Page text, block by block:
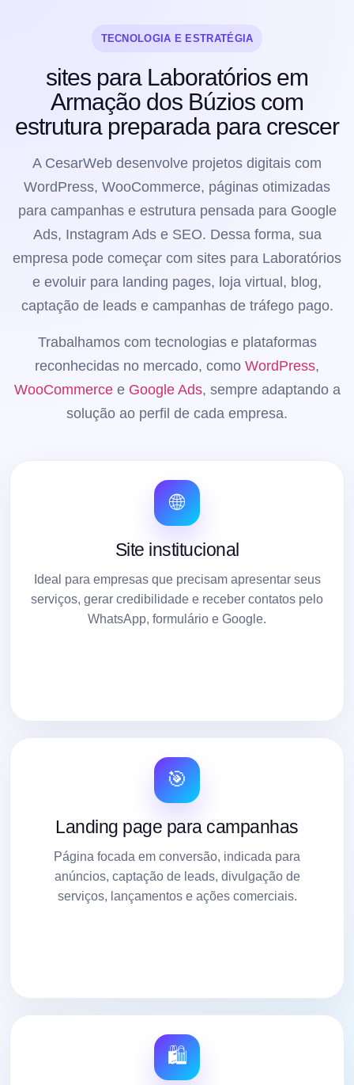
TECNOLOGIA E ESTRATÉGIA
sites para Laboratórios em
Armação dos Búzios com
estrutura preparada para crescer
A CesarWeb desenvolve projetos digitais com
WordPress, WooCommerce, páginas otimizadas
para campanhas e estrutura pensada para Google
Ads, Instagram Ads e SEO. Dessa forma, sua
empresa pode começar com sites para Laboratórios
e evoluir para landing pages, loja virtual, blog,
captação de leads e campanhas de tráfego pago.
Trabalhamos com tecnologias e plataformas
reconhecidas no mercado, como WordPress,
WooCommercee Google Ads, sempre adaptando a
solução ao perfil de cada empresa.
🌐
Site institucional
Ideal para empresas que precisam apresentar seus
serviços, gerar credibilidade e receber contatos pelo
WhatsApp, formulário e Google.
🎯
Landing page para campanhas
Página focada em conversão, indicada para
anúncios, captação de leads, divulgação de
serviços, lançamentos e ações comerciais.
🛍️